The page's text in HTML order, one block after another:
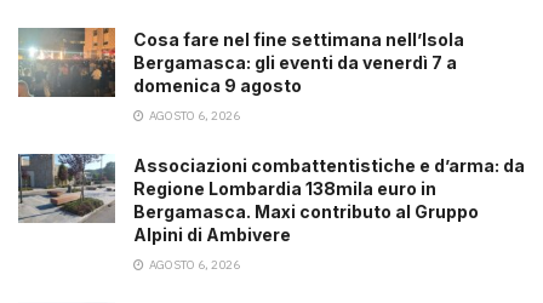
Cosa fare nel fine settimana nell’Isola
Bergamasca: gli eventi da venerdì 7 a
domenica 9 agosto
AGOSTO 6, 2026
Associazioni combattentistiche e d’arma: da
Regione Lombardia 138mila euro in
Bergamasca. Maxi contributo al Gruppo
Alpini di Ambivere
AGOSTO 6, 2026